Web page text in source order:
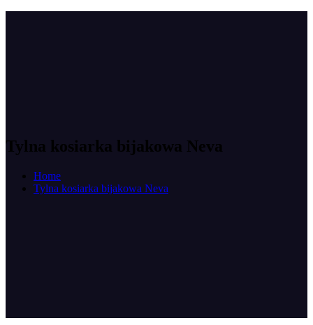
Tylna kosiarka bijakowa Neva
Home
Tylna kosiarka bijakowa Neva